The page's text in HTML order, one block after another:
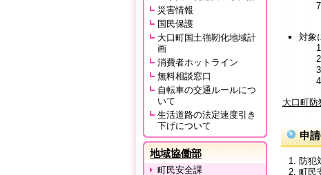
災害情報
国民保護
大口町国土強靭化地域計
画
消費者ホットライン
無料相談窓口
自転車の交通ルールにつ
いて
生活道路の法定速度引き
下げについて
地域協働部
町民安全課
対象
大口町防
申
防
町民